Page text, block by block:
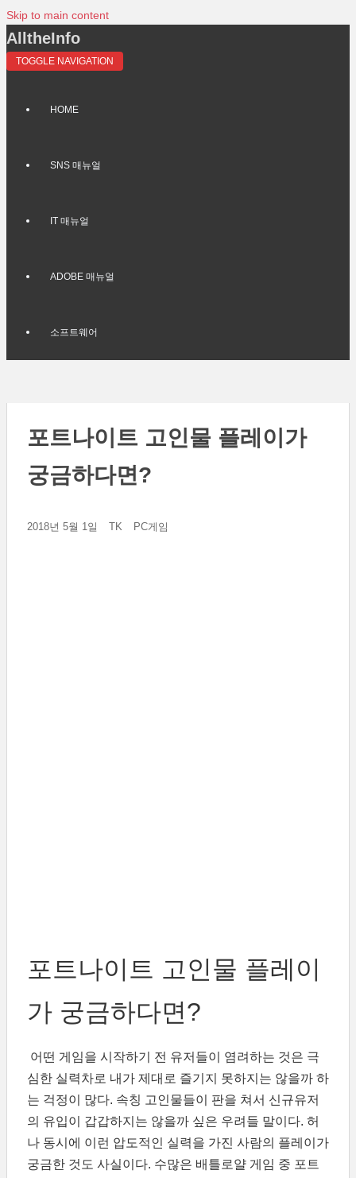
Skip to main content
AlltheInfo
TOGGLE NAVIGATION
HOME
SNS 매뉴얼
IT 매뉴얼
ADOBE 매뉴얼
소프트웨어
포트나이트 고인물 플레이가
궁금하다면?
2018년 5월 1일 TK PC게임
포트나이트 고인물 플레이
가 궁금하다면?
어떤 게임을 시작하기 전 유저들이 염려하는 것은 극
심한 실력차로 내가 제대로 즐기지 못하지는 않을까 하
는 걱정이 많다. 속칭 고인물들이 판을 쳐서 신규유저
의 유입이 갑갑하지는 않을까 싶은 우려들 말이다. 허
나 동시에 이런 압도적인 실력을 가진 사람의 플레이가
궁금한 것도 사실이다. 수많은 배틀로얄 게임 중 포트